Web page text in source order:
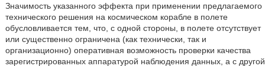
Значимость указанного эффекта при применении предлагаемого
технического решения на космическом корабле в полете
обусловливается тем, что, с одной стороны, в полете отсутствует
или существенно ограничена (как технически, так и
организационно) оперативная возможность проверки качества
зарегистрированных аппаратурой наблюдения данных, а с другой